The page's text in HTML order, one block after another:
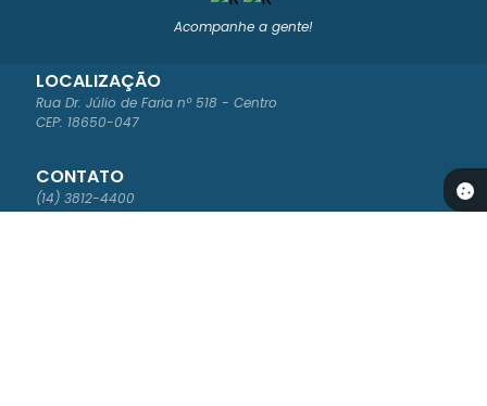
Acompanhe a gente!
LOCALIZAÇÃO
Rua Dr. Júlio de Faria nº 518 - Centro
CEP: 18650-047
CONTATO
(14) 3812-4400
ouvidoria@saomanuel.sp.gov.br